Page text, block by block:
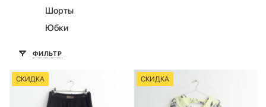
Шорты
Юбки
ФИЛЬТР
СКИДКА СКИДКА